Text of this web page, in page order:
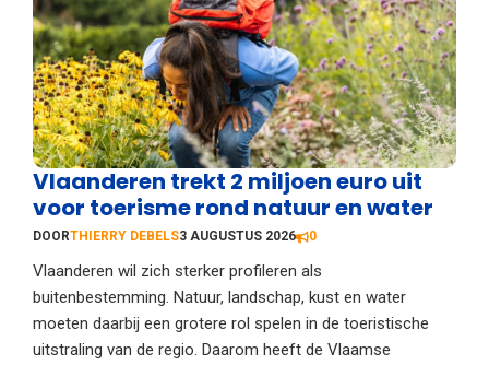
Vlaanderen trekt 2 miljoen euro uit
voor toerisme rond natuur en water
DOORTHIERRY DEBELS3 AUGUSTUS 2026 0
Vlaanderen wil zich sterker profileren als
buitenbestemming. Natuur, landschap, kust en water
moeten daarbij een grotere rol spelen in de toeristische
uitstraling van de regio. Daarom heeft de Vlaamse